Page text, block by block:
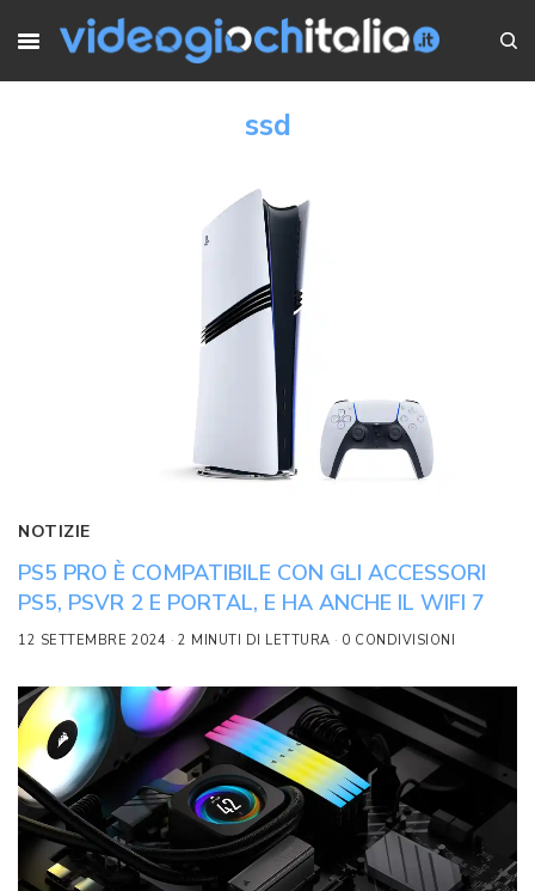
ssd
NOTIZIE
PS5 PRO È COMPATIBILE CON GLI ACCESSORI
PS5, PSVR 2 E PORTAL, E HA ANCHE IL WIFI 7
12 SETTEMBRE 2024 2 MINUTI DI LETTURA 0 CONDIVISIONI